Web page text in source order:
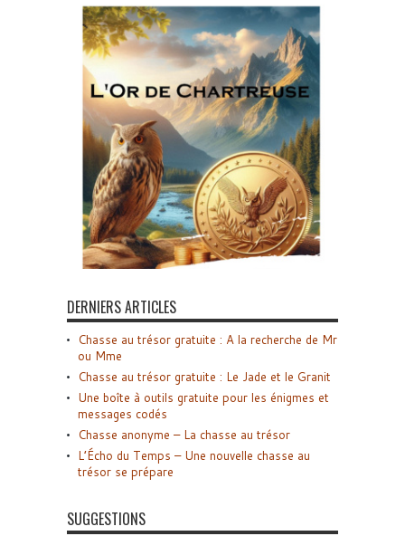
DERNIERS ARTICLES
Chasse au trésor gratuite : A la recherche de Mr
ou Mme
Chasse au trésor gratuite : Le Jade et le Granit
Une boîte à outils gratuite pour les énigmes et
messages codés
Chasse anonyme – La chasse au trésor
L’Écho du Temps – Une nouvelle chasse au
trésor se prépare
SUGGESTIONS